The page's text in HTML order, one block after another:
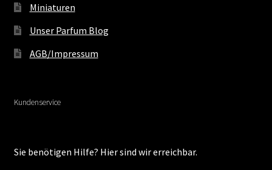
Miniaturen
Unser Parfum Blog
AGB/Impressum
Kundenservice
Sie benötigen Hilfe? Hier sind wir erreichbar.